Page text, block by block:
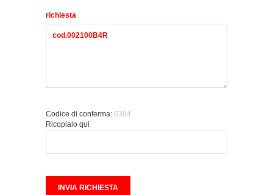
richiesta
Codice di conferma: 6384
Ricopialo qui